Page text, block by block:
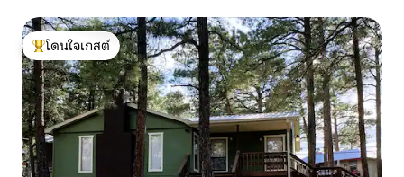
โดนใจเกสต์ที่สุด
โดนใจเกสต์